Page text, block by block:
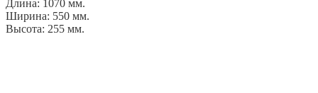
Длина: 1070 мм.
Ширина: 550 мм.
Высота: 255 мм.